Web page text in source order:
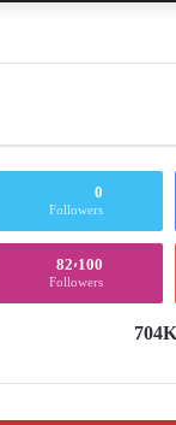
0
Followers
82٬100
Followers